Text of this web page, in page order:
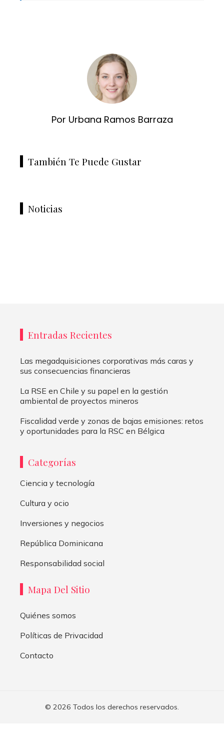
Por Urbana Ramos Barraza
También Te Puede Gustar
Noticias
Entradas Recientes
Las megadquisiciones corporativas más caras y
sus consecuencias financieras
La RSE en Chile y su papel en la gestión
ambiental de proyectos mineros
Fiscalidad verde y zonas de bajas emisiones: retos
y oportunidades para la RSC en Bélgica
Categorías
Ciencia y tecnología
Cultura y ocio
Inversiones y negocios
República Dominicana
Responsabilidad social
Mapa Del Sitio
Quiénes somos
Políticas de Privacidad
Contacto
© 2026 Todos los derechos reservados.